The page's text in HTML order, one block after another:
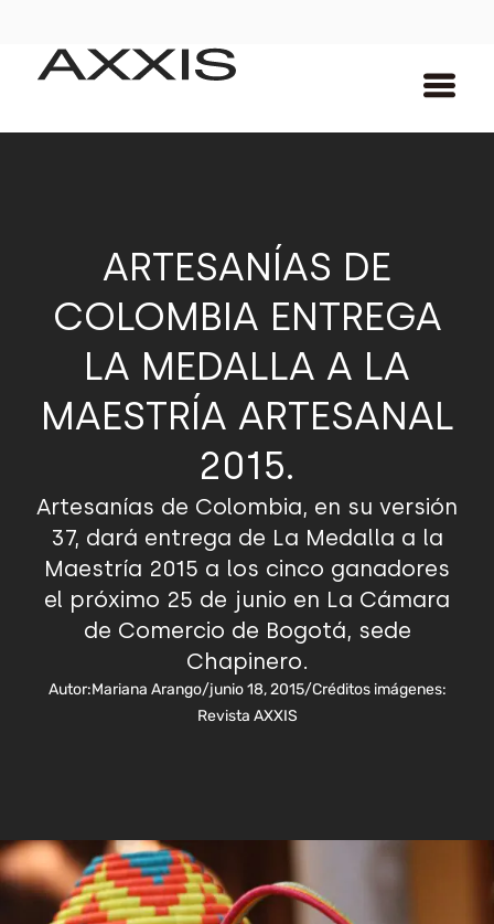
ARTESANÍAS DE
COLOMBIA ENTREGA
LA MEDALLA A LA
MAESTRÍA ARTESANAL
2015.
Artesanías de Colombia, en su versión
37, dará entrega de La Medalla a la
Maestría 2015 a los cinco ganadores
el próximo 25 de junio en La Cámara
de Comercio de Bogotá, sede
Chapinero.
Autor:Mariana Arango/junio 18, 2015/Créditos imágenes:
Revista AXXIS